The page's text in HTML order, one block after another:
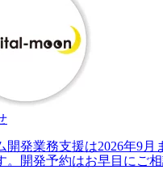
開発業務支援は2026年9月
。開発予約はお早目にご相